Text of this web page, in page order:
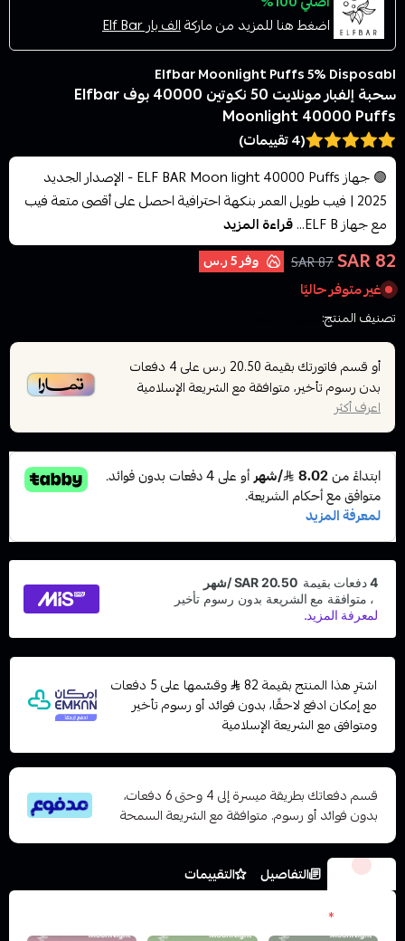
اضغط هنا للمزيد من ماركةالف بار Elf Bar
Elfbar Moonlight Puffs 5% Disposabl
سحبة إلفبار مونلايت 50 نكوتين 40000 بوف Elfbar
Moonlight 40000 Puffs
(4 تقييمات)
🟣 جهاز ELF BAR Moon light 40000 Puffs - الإصدار الجديد
2025 | فيب طويل العمر بنكهة احترافية احصل على أقصى متعة فيب
مع جهاز ELF B...
قراءة المزيد
82 SAR
87 SAR وفر5 ر.س
غير متوفر حاليًا
تصنيف المنتج:
أو قسم فاتورتك بقيمة 20.50 ر.س على4 دفعات
بدون رسوم تأخير، متوافقة مع الشريعة الإسلامية
اعرف أكثر
اشترِ هذا المنتج بقيمة 82
وقسّمها على 5 دفعات
مع إمكان ادفع لاحقًا، بدون فوائد أو رسوم تأخير
ومتوافق مع الشريعة الإسلامية
قسم دفعاتك بطريقة ميسرة إلى 4 وحتى 6 دفعات،
بدون فوائد أو رسوم. متوافقة مع الشريعة السمحة
الخيارات التفاصيل
التقييمات
*